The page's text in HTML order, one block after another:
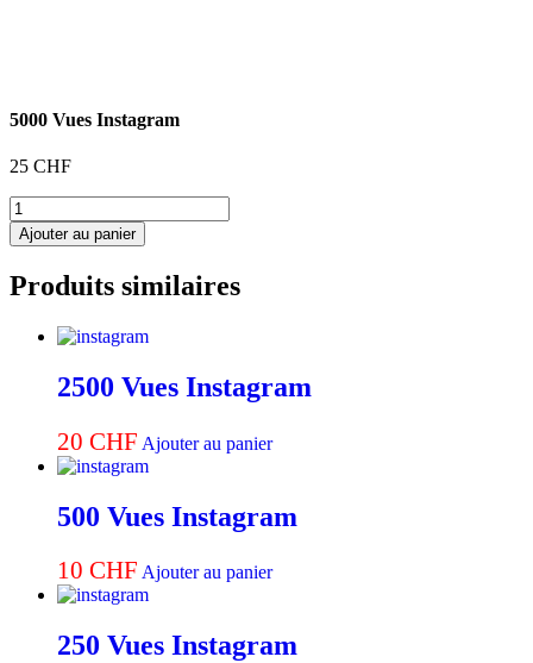
5000 Vues Instagram
25 CHF
quantité
de
5000
Instagram
Ajouter au panier
Produits similaires
2500 Vues Instagram
20 CHF Ajouter au panier
500 Vues Instagram
10 CHF Ajouter au panier
250 Vues Instagram